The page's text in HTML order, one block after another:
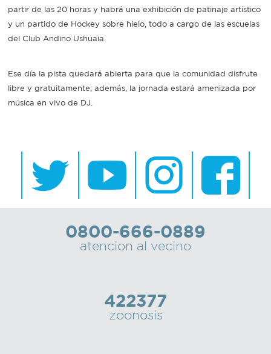
partir de las 20 horas y habrá una exhibición de patinaje artístico
y un partido de Hockey sobre hielo, todo a cargo de las escuelas
del Club Andino Ushuaia.
Ese día la pista quedará abierta para que la comunidad disfrute
libre y gratuitamente; además, la jornada estará amenizada por
música en vivo de DJ.
0800-666-0889
atencion al vecino
422377
zoonosis